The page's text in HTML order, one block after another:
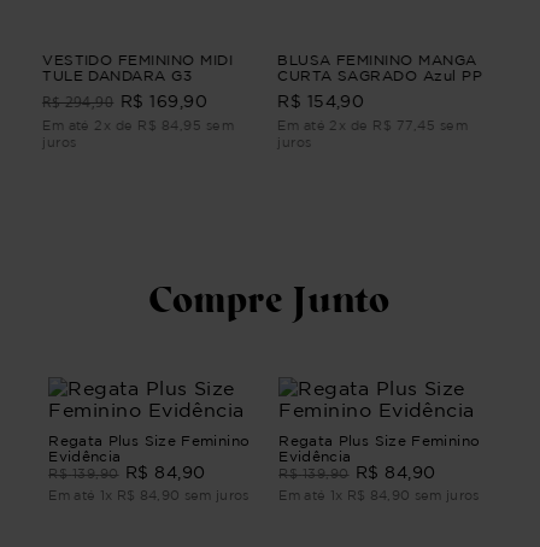
VESTIDO FEMININO MIDI
TULE DANDARA G3
R$ 294,90 R$ 169,90
Em até 2x de R$ 84,95 sem
juros
BLUSA FEMININO MANGA
CURTA SAGRADO Azul PP
R$ 154,90
Em até 2x de R$ 77,45 sem
juros
Compre Junto
Regata Plus Size Feminino
Evidência
R$ 139,90 R$ 84 90
Em até 1 x R$ 84 90 sem juros
Regata Plus Size Feminino
Evidência
R$ 139,90 R$ 84 90
Em até 1 x R$ 84 90 sem juros